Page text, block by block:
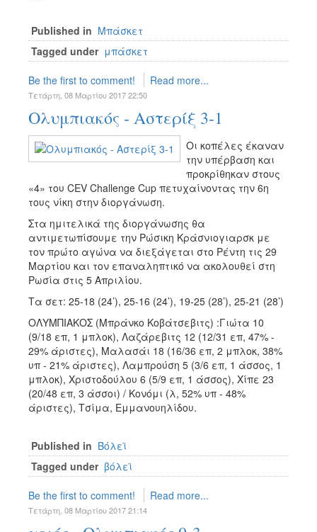
Published in Μπάσκετ
Tagged under μπάσκετ
Be the first to comment! Read more...
Τετάρτη, 08 Μαρτίου 2017 22:50
Ολυμπιακός - Αστερίξ 3-1
Οι κοπέλες έκαναν
την υπέρβαση και
προκρίθηκαν στους
«4» του CEV Challenge Cup πετυχαίνοντας την 6η
τους νίκη στην διοργάνωση.
Στα ημιτελικά της διοργάνωσης θα
αντιμετωπίσουμε την Ρώσικη Κράσνιογιαρσκ με
τον πρώτο αγώνα να διεξάγεται στο Ρέντη τις 29
Μαρτίου και τον επαναληπτικό να ακολουθεί στη
Ρωσία στις 5 Απριλίου.
Τα σετ: 25-18 (24’), 25-16 (24’), 19-25 (28’), 25-21 (28’)
ΟΛΥΜΠΙΑΚΟΣ (Μπράνκο Κοβάτσεβιτς) :Γιώτα 10
(9/18 επ, 1 μπλοκ), Λαζάρεβιτς 12 (12/31 επ, 47% -
29% άριστες), Μαλασάι 18 (16/36 επ, 2 μπλοκ, 38%
υπ - 21% άριστες), Λαμπρούση 5 (3/6 επ, 1 άσσος, 1
μπλοκ), Χριστοδούλου 6 (5/9 επ, 1 άσσος), Χίπε 23
(20/48 επ, 3 άσσοι) / Κονόμι (λ, 52% υπ - 48%
άριστες), Τσίμα, Εμμανουηλίδου.
Published in Βόλεϊ
Tagged under βόλεϊ
Be the first to comment! Read more...
Τετάρτη, 08 Μαρτίου 2017 21:14